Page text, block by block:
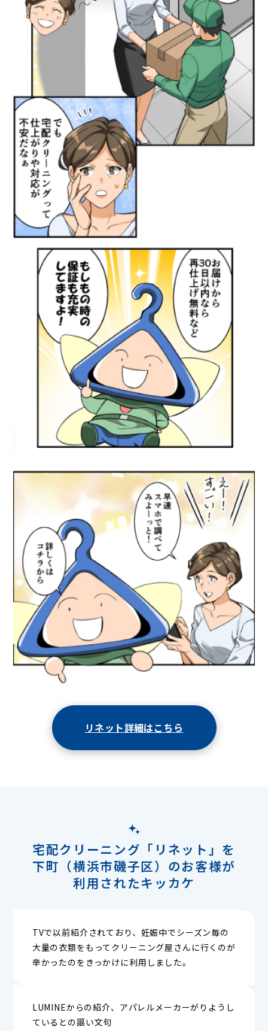
リネット詳細はこちら
宅配クリーニング「リネット」を
下町（横浜市磯子区）のお客様が
利用されたキッカケ
TVで以前紹介されており、妊娠中でシーズン毎の
大量の衣類をもってクリーニング屋さんに行くのが
辛かったのをきっかけに利用しました。
LUMINEからの紹介、アパレルメーカーがりようし
ているとの謳い文句